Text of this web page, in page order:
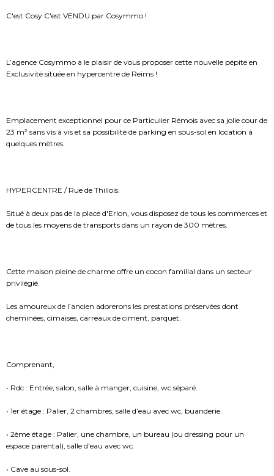
C'est Cosy C'est VENDU par Cosymmo !
L’agence Cosymmo a le plaisir de vous proposer cette nouvelle pépite en
Exclusivité située en hypercentre de Reims !
Emplacement exceptionnel pour ce Particulier Rémois avec sa jolie cour de
23 m² sans vis à vis et sa possibilité de parking en sous-sol en location à
quelques mètres.
HYPERCENTRE / Rue de Thillois.
Situé à deux pas de la place d'Erlon, vous disposez de tous les commerces et
de tous les moyens de transports dans un rayon de 300 mètres.
Cette maison pleine de charme offre un cocon familial dans un secteur
privilégié.
Les amoureux de l’ancien adorerons les prestations préservées dont
cheminées, cimaises, carreaux de ciment, parquet.
Comprenant,
• Rdc : Entrée, salon, salle à manger, cuisine, wc séparé.
• 1er étage : Palier, 2 chambres, salle d’eau avec wc, buanderie.
• 2ème étage : Palier, une chambre, un bureau (ou dressing pour un
espace parental), salle d'eau avec wc.
• Cave au sous-sol.